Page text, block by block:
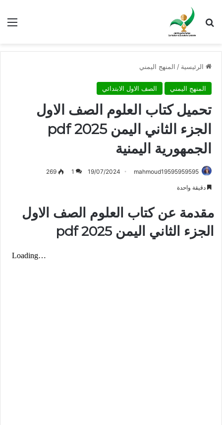
بحث عن
الرئيسية / المنهج اليمني
المنهج اليمني الصف الاول الابتدائي
تحميل كتاب العلوم الصف الاول
الجزء الثاني اليمن 2025 pdf
الجمهورية اليمنية
mahmoud19595959595
19/07/2024
1
269
دقيقة واحدة
مقدمة عن كتاب العلوم الصف الاول
الجزء الثاني اليمن 2025 pdf